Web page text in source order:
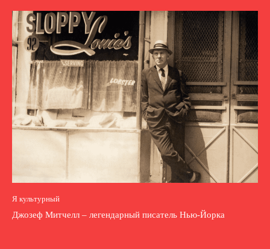
Я культурный
Джозеф Митчелл – легендарный писатель Нью-Йорка